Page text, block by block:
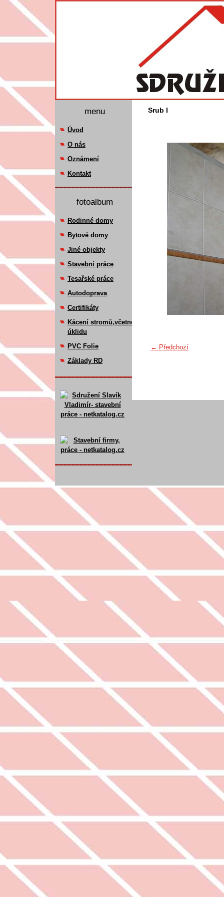
menu
Úvod
O nás
Oznámení
Kontakt
fotoalbum
Rodinné domy
Bytové domy
Jiné objekty
Stavební práce
Tesařské práce
Autodoprava
Certifikáty
Kácení stromů,včetně
úklidu
PVC Folie
Základy RD
Srub I
← Předchozí